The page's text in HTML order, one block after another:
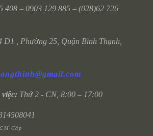
408 – 0903 129 885 – (028)62 726
D1 , Phường 25, Quận Bình Thạnh,
Thứ 2 - CN, 8:00 – 17:00
Cấp